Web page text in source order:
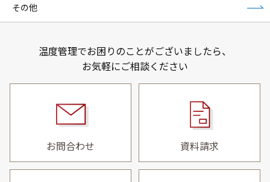
その他
温度管理でお困りのことがございましたら、
お気軽にご相談ください
お問合わせ 資料請求